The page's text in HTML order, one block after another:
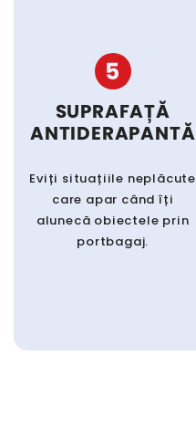
5
SUPRAFAȚĂ
ANTIDERAPANTĂ
Eviți situațiile neplăcute
care apar când îți
alunecă obiectele prin
portbagaj.